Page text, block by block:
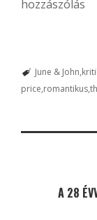
hozzászólás
June & John
price romantikus
A 28